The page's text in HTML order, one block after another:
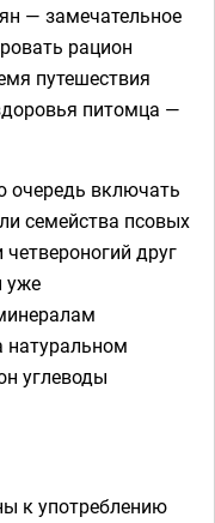
— замечательное
рацион
путешествия
питомца —
очередь включать
семейства псовых
друг
уже
натуральном
углеводы
к употреблению